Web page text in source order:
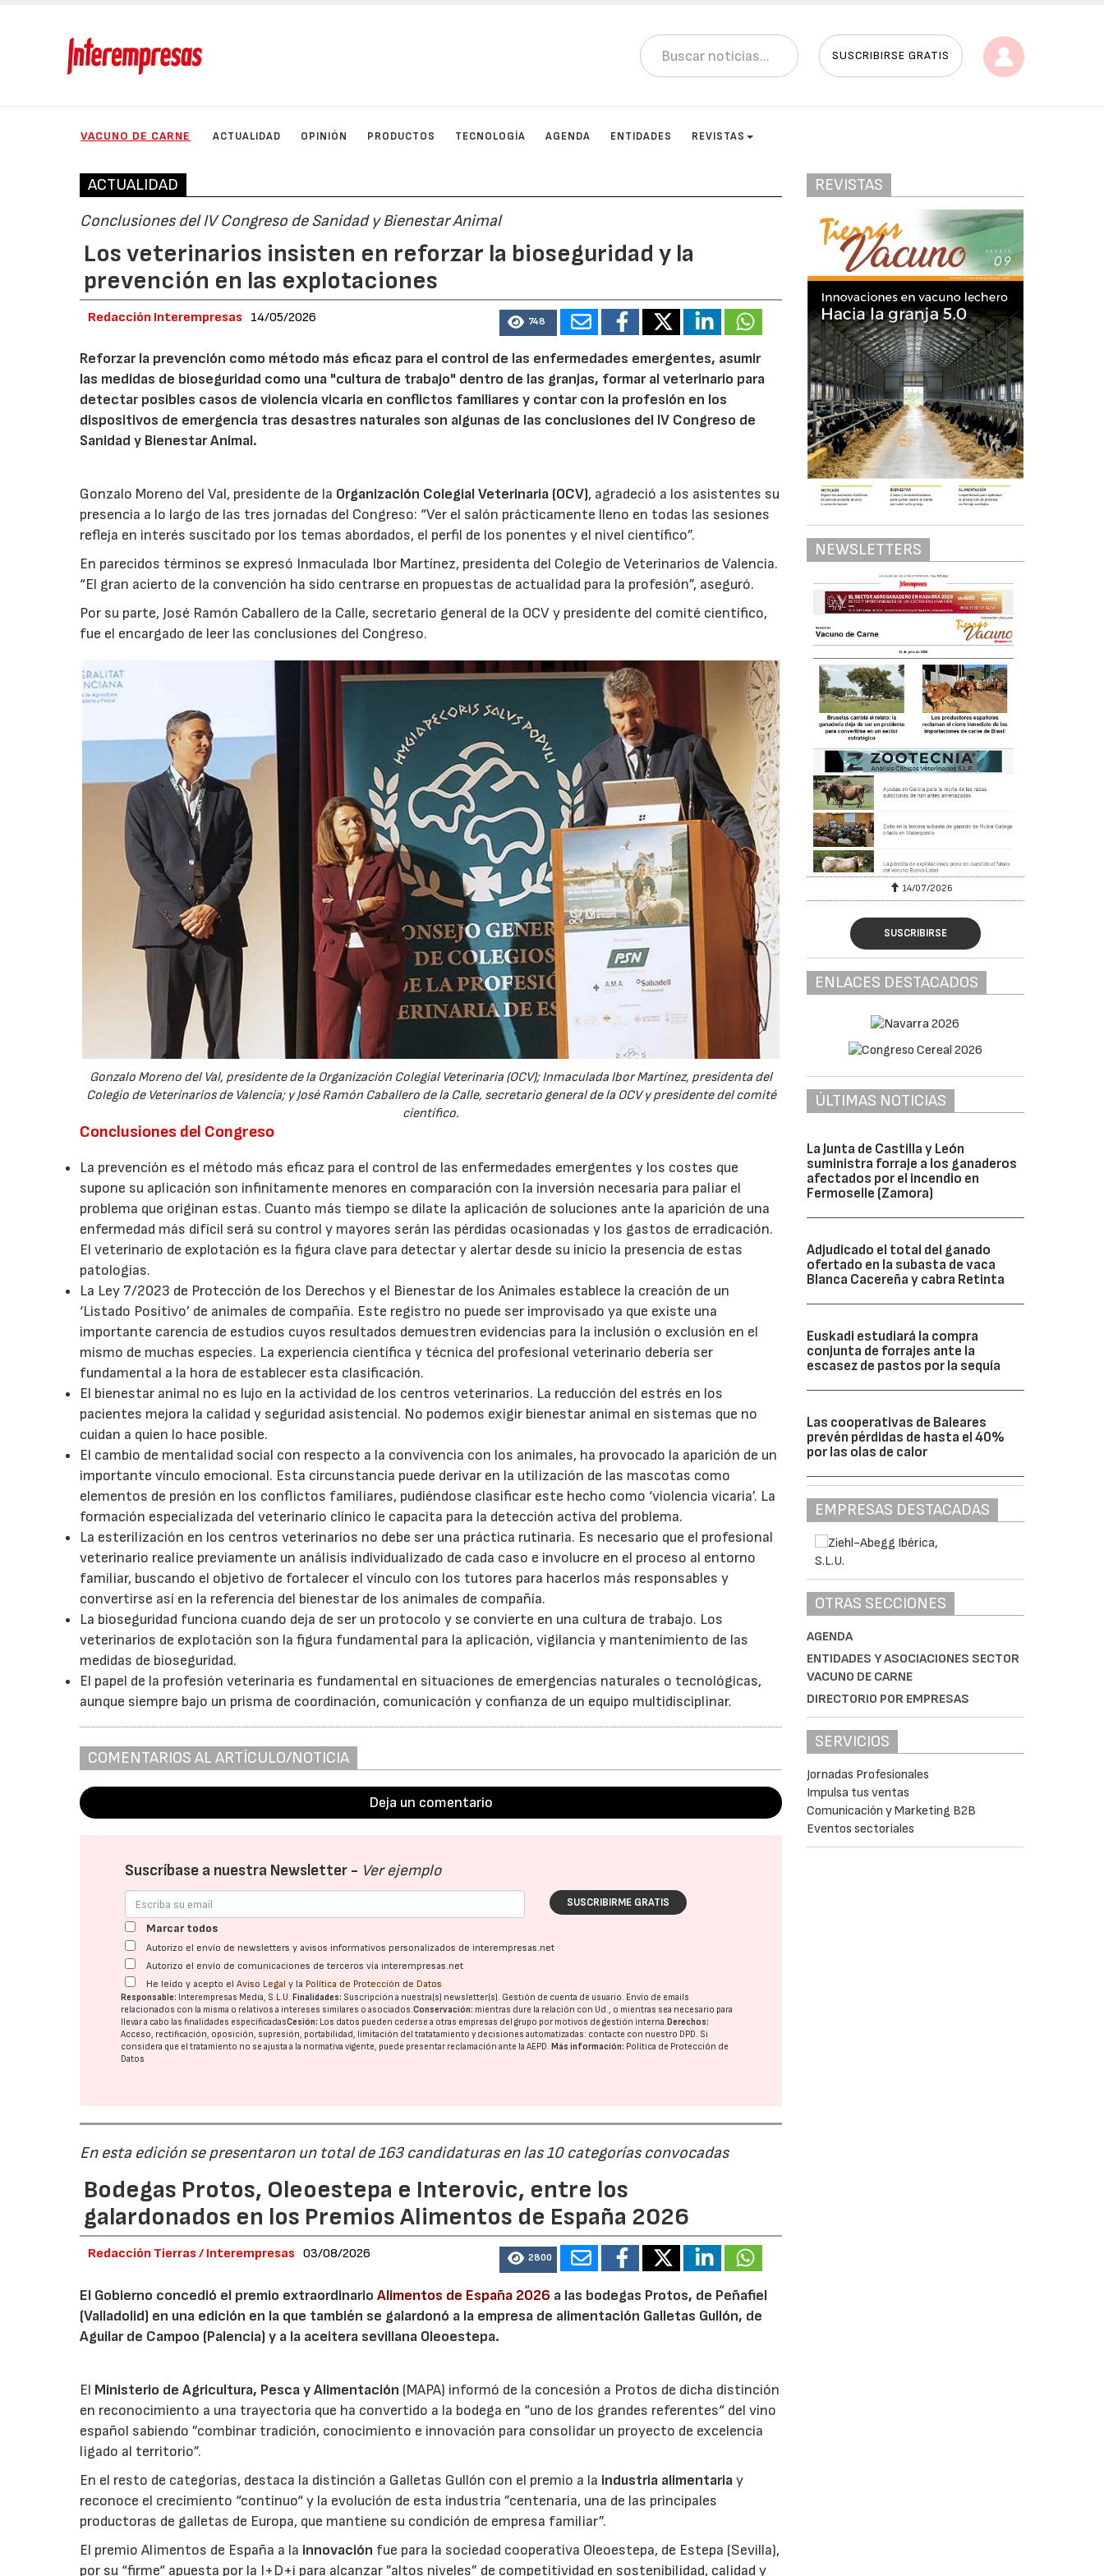
SUSCRIBIRSE GRATIS
VACUNO DE CARNE ACTUALIDAD OPINIÓN PRODUCTOS TECNOLOGÍA AGENDA ENTIDADES REVISTAS
ACTUALIDAD
Conclusiones del IV Congreso de Sanidad y Bienestar Animal
Los veterinarios insisten en reforzar la bioseguridad y la
prevención en las explotaciones
Redacción Interempresas 14/05/2026 748
Reforzar la prevención como método más eficaz para el control de las enfermedades emergentes, asumir
las medidas de bioseguridad como una "cultura de trabajo" dentro de las granjas, formar al veterinario para
detectar posibles casos de violencia vicaria en conflictos familiares y contar con la profesión en los
dispositivos de emergencia tras desastres naturales son algunas de las conclusiones del IV Congreso de
Sanidad y Bienestar Animal.
Gonzalo Moreno del Val, presidente de la Organización Colegial Veterinaria (OCV), agradeció a los asistentes su
presencia a lo largo de las tres jornadas del Congreso: “Ver el salón prácticamente lleno en todas las sesiones
refleja en interés suscitado por los temas abordados, el perfil de los ponentes y el nivel científico”.
En parecidos términos se expresó Inmaculada Ibor Martínez, presidenta del Colegio de Veterinarios de Valencia.
“El gran acierto de la convención ha sido centrarse en propuestas de actualidad para la profesión”, aseguró.
Por su parte, José Ramón Caballero de la Calle, secretario general de la OCV y presidente del comité científico,
fue el encargado de leer las conclusiones del Congreso.
Gonzalo Moreno del Val, presidente de la Organización Colegial Veterinaria (OCV); Inmaculada Ibor Martínez, presidenta del
Colegio de Veterinarios de Valencia; y José Ramón Caballero de la Calle, secretario general de la OCV y presidente del comité
científico.
Conclusiones del Congreso
La prevención es el método más eficaz para el control de las enfermedades emergentes y los costes que
supone su aplicación son infinitamente menores en comparación con la inversión necesaria para paliar el
problema que originan estas. Cuanto más tiempo se dilate la aplicación de soluciones ante la aparición de una
enfermedad más difícil será su control y mayores serán las pérdidas ocasionadas y los gastos de erradicación.
El veterinario de explotación es la figura clave para detectar y alertar desde su inicio la presencia de estas
patologías.
La Ley 7/2023 de Protección de los Derechos y el Bienestar de los Animales establece la creación de un
‘Listado Positivo’ de animales de compañía. Este registro no puede ser improvisado ya que existe una
importante carencia de estudios cuyos resultados demuestren evidencias para la inclusión o exclusión en el
mismo de muchas especies. La experiencia científica y técnica del profesional veterinario debería ser
fundamental a la hora de establecer esta clasificación.
El bienestar animal no es lujo en la actividad de los centros veterinarios. La reducción del estrés en los
pacientes mejora la calidad y seguridad asistencial. No podemos exigir bienestar animal en sistemas que no
cuidan a quien lo hace posible.
El cambio de mentalidad social con respecto a la convivencia con los animales, ha provocado la aparición de un
importante vínculo emocional. Esta circunstancia puede derivar en la utilización de las mascotas como
elementos de presión en los conflictos familiares, pudiéndose clasificar este hecho como ‘violencia vicaria’. La
formación especializada del veterinario clínico le capacita para la detección activa del problema.
La esterilización en los centros veterinarios no debe ser una práctica rutinaria. Es necesario que el profesional
veterinario realice previamente un análisis individualizado de cada caso e involucre en el proceso al entorno
familiar, buscando el objetivo de fortalecer el vínculo con los tutores para hacerlos más responsables y
convertirse así en la referencia del bienestar de los animales de compañía.
La bioseguridad funciona cuando deja de ser un protocolo y se convierte en una cultura de trabajo. Los
veterinarios de explotación son la figura fundamental para la aplicación, vigilancia y mantenimiento de las
medidas de bioseguridad.
El papel de la profesión veterinaria es fundamental en situaciones de emergencias naturales o tecnológicas,
aunque siempre bajo un prisma de coordinación, comunicación y confianza de un equipo multidisciplinar.
COMENTARIOS AL ARTÍCULO/NOTICIA
Deja un comentario
Suscríbase a nuestra Newsletter - Ver ejemplo
SUSCRIBIRME GRATIS
Marcar todos
Autorizo el envío de newsletters y avisos informativos personalizados de interempresas.net
Autorizo el envío de comunicaciones de terceros vía interempresas.net
He leído y acepto elAviso Legal y la Política de Protección de Datos
Responsable: Interempresas Media, S.L.U. Finalidades: Suscripción a nuestra(s) newsletter(s). Gestión de cuenta de usuario. Envío de emails
relacionados con la misma o relativos a intereses similares o asociados.Conservación: mientras dure la relación con Ud., o mientras sea necesario para
llevar a cabo las finalidades especificadasCesión: Los datos pueden cederse a otras empresas del grupo por motivos de gestión interna. Derechos:
Acceso, rectificación, oposición, supresión, portabilidad, limitación del tratatamiento y decisiones automatizadas: contacte con nuestro DPD. Si
considera que el tratamiento no se ajusta a la normativa vigente, puede presentar reclamación ante laAEPD. Más información: Política de Protección de
Datos
En esta edición se presentaron un total de 163 candidaturas en las 10 categorías convocadas
Bodegas Protos, Oleoestepa e Interovic, entre los
galardonados en los Premios Alimentos de España 2026
Redacción Tierras / Interempresas 03/08/2026 2800
El Gobierno concedió el premio extraordinarioAlimentos de España 2026 a las bodegas Protos, de Peñafiel
(Valladolid) en una edición en la que también se galardonó a la empresa de alimentación Galletas Gullón, de
Aguilar de Campoo (Palencia) y a la aceitera sevillana Oleoestepa.
El Ministerio de Agricultura, Pesca y Alimentación (MAPA) informó de la concesión a Protos de dicha distinción
en reconocimiento a una trayectoria que ha convertido a la bodega en “uno de los grandes referentes“ del vino
español sabiendo ”combinar tradición, conocimiento e innovación para consolidar un proyecto de excelencia
ligado al territorio”.
En el resto de categorías, destaca la distinción a Galletas Gullón con el premio a la industria alimentariay
reconoce el crecimiento “continuo“ y la evolución de esta industria ”centenaria, una de las principales
productoras de galletas de Europa, que mantiene su condición de empresa familiar”.
El premio Alimentos de España a la innovación fue para la sociedad cooperativa Oleoestepa, de Estepa (Sevilla),
por su “firme“ apuesta por la I+D+i para alcanzar ”altos niveles” de competitividad en sostenibilidad, calidad y
REVISTAS
NEWSLETTERS
14/07/2026 28/07/2026 14/07/2026
SUSCRIBIRSE
ENLACES DESTACADOS
ÚLTIMAS NOTICIAS
La Junta de Castilla y León
suministra forraje a los ganaderos
afectados por el incendio en
Fermoselle (Zamora)
Adjudicado el total del ganado
ofertado en la subasta de vaca
Blanca Cacereña y cabra Retinta
Euskadi estudiará la compra
conjunta de forrajes ante la
escasez de pastos por la sequía
Las cooperativas de Baleares
prevén pérdidas de hasta el 40%
por las olas de calor
EMPRESAS DESTACADAS
OTRAS SECCIONES
AGENDA
ENTIDADES Y ASOCIACIONES SECTOR
VACUNO DE CARNE
DIRECTORIO POR EMPRESAS
SERVICIOS
Jornadas Profesionales
Impulsa tus ventas
Comunicación y Marketing B2B
Eventos sectoriales